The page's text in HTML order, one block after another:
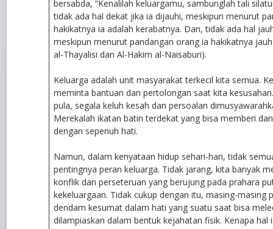
bersabda, ”Kenalilah keluargamu, sambunglah tali
tidak ada hal dekat jika ia dijauhi, meskipun menurut
hakikatnya ia adalah kerabatnya. Dan, tidak ada hal
meskipun menurut pandangan orang ia hakikatnya
al-Thayalisi dan Al-Hakim al-Naisaburi).
Keluarga adalah unit masyarakat terkecil kita semua.
meminta bantuan dan pertolongan saat kita
pula, segala keluh kesah dan persoalan
Merekalah ikatan batin terdekat yang bisa memberi
dengan sepenuh hati.
Namun, dalam kenyataan hidup sehari-hari, tidak
pentingnya peran keluarga. Tidak jarang, kita banyak
konflik dan perseteruan yang berujung pada prahara
kekeluargaan. Tidak cukup dengan itu, masing-masing
dendam kesumat dalam hati yang suatu saat bisa
dilampiaskan dalam bentuk kejahatan fisik. Kenapa hal